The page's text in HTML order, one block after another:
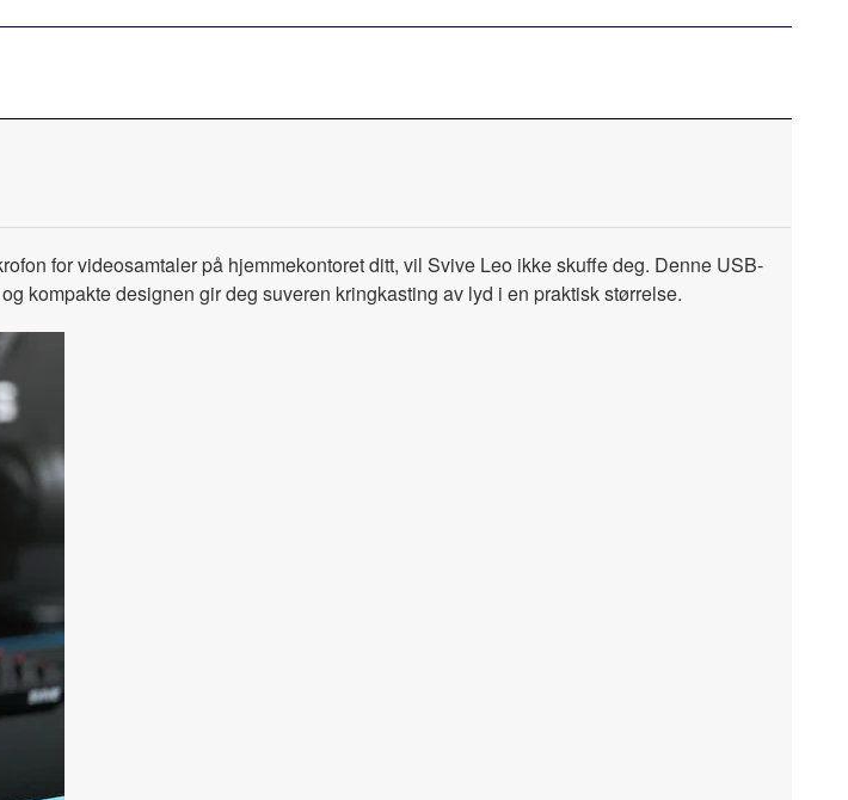
for videosamtaler på hjemmekontoret ditt, vil Svive Leo ikke skuffe deg. Denne USB-
kompakte designen gir deg suveren kringkasting av lyd i en praktisk størrelse.